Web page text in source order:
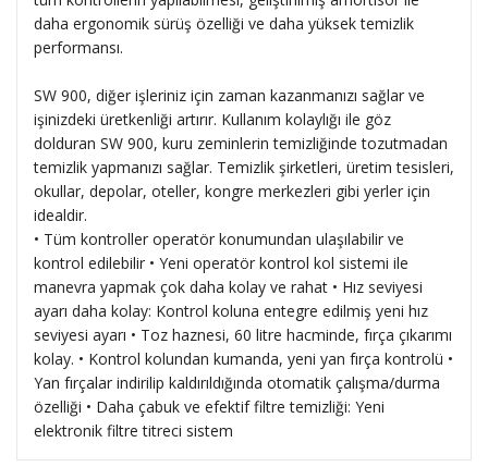
daha ergonomik sürüş özelliği ve daha yüksek temizlik
performansı.
SW 900, diğer işleriniz için zaman kazanmanızı sağlar ve
işinizdeki üretkenliği artırır. Kullanım kolaylığı ile göz
dolduran SW 900, kuru zeminlerin temizliğinde tozutmadan
temizlik yapmanızı sağlar. Temizlik şirketleri, üretim tesisleri,
okullar, depolar, oteller, kongre merkezleri gibi yerler için
idealdir.
• Tüm kontroller operatör konumundan ulaşılabilir ve
kontrol edilebilir • Yeni operatör kontrol kol sistemi ile
manevra yapmak çok daha kolay ve rahat • Hız seviyesi
ayarı daha kolay: Kontrol koluna entegre edilmiş yeni hız
seviyesi ayarı • Toz haznesi, 60 litre hacminde, fırça çıkarımı
kolay. • Kontrol kolundan kumanda, yeni yan fırça kontrolü •
Yan fırçalar indirilip kaldırıldığında otomatik çalışma/durma
özelliği • Daha çabuk ve efektif filtre temizliği: Yeni
elektronik filtre titreci sistem